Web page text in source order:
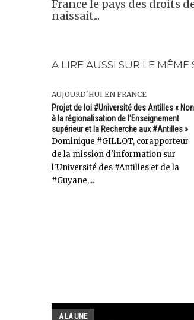
France le pays des droits
naissait...
A LIRE AUSSI SUR LE MÊME
AUJOURD'HUI EN FRANCE
Projet de loi #Université des Antilles « Non
à la régionalisation de l'Enseignement
supérieur et la Recherche aux #Antilles »
Dominique #GILLOT, corapporteur
de la mission d'information sur
l'Université des #Antilles et de la
#Guyane,...
A LA UNE